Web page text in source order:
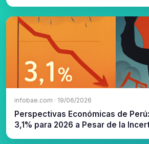
infobae.com · 19/06/2026
Perspectivas Económicas de
3,1% para 2026 a Pesar de la